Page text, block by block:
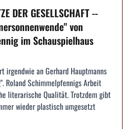
DER GESELLSCHAFT --
von
im Schauspielhaus
irgendwie an Gerhard Hauptmanns
Roland Schimmelpfennigs Arbeit
literarische Qualität. Trotzdem gibt
wieder plastisch umgesetzt